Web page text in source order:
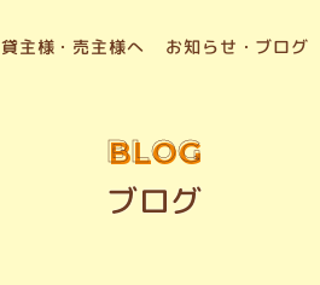
貸主様・売主様へ お知らせ・ブログ
BLOG
ブログ